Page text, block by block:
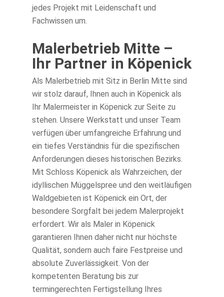
jedes Projekt mit Leidenschaft und
Fachwissen um.
Malerbetrieb Mitte –
Ihr Partner in Köpenick
Als Malerbetrieb mit Sitz in Berlin Mitte sind
wir stolz darauf, Ihnen auch in Köpenick als
Ihr Malermeister in Köpenick zur Seite zu
stehen. Unsere Werkstatt und unser Team
verfügen über umfangreiche Erfahrung und
ein tiefes Verständnis für die spezifischen
Anforderungen dieses historischen Bezirks.
Mit Schloss Köpenick als Wahrzeichen, der
idyllischen Müggelspree und den weitläufigen
Waldgebieten ist Köpenick ein Ort, der
besondere Sorgfalt bei jedem Malerprojekt
erfordert. Wir als Maler in Köpenick
garantieren Ihnen daher nicht nur höchste
Qualität, sondern auch faire Festpreise und
absolute Zuverlässigkeit. Von der
kompetenten Beratung bis zur
termingerechten Fertigstellung Ihres